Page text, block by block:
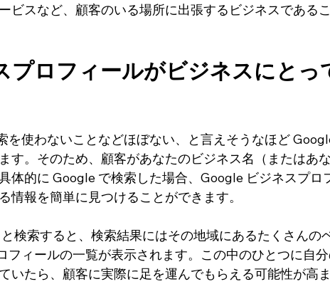
ビスなど、顧客のいる場所に出張するビジネスである
プロフィールがビジネスにとっ
を使わないことなどほぼない、と言えそうなほど
す。そのため、顧客があなたのビジネス名（またはあ
体的に Google で検索した場合、Google ビジネスプロ
情報を簡単に見つけることができます。
検索すると、検索結果にはその地域にあるたくさんの
フィールの一覧が表示されます。この中のひとつに自
いたら、顧客に実際に足を運んでもらえる可能性が高